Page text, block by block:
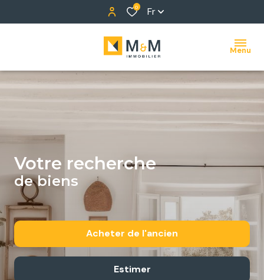
0 Fr
Menu
votre recherche
de biens
Acheter de l'ancien
Estimer